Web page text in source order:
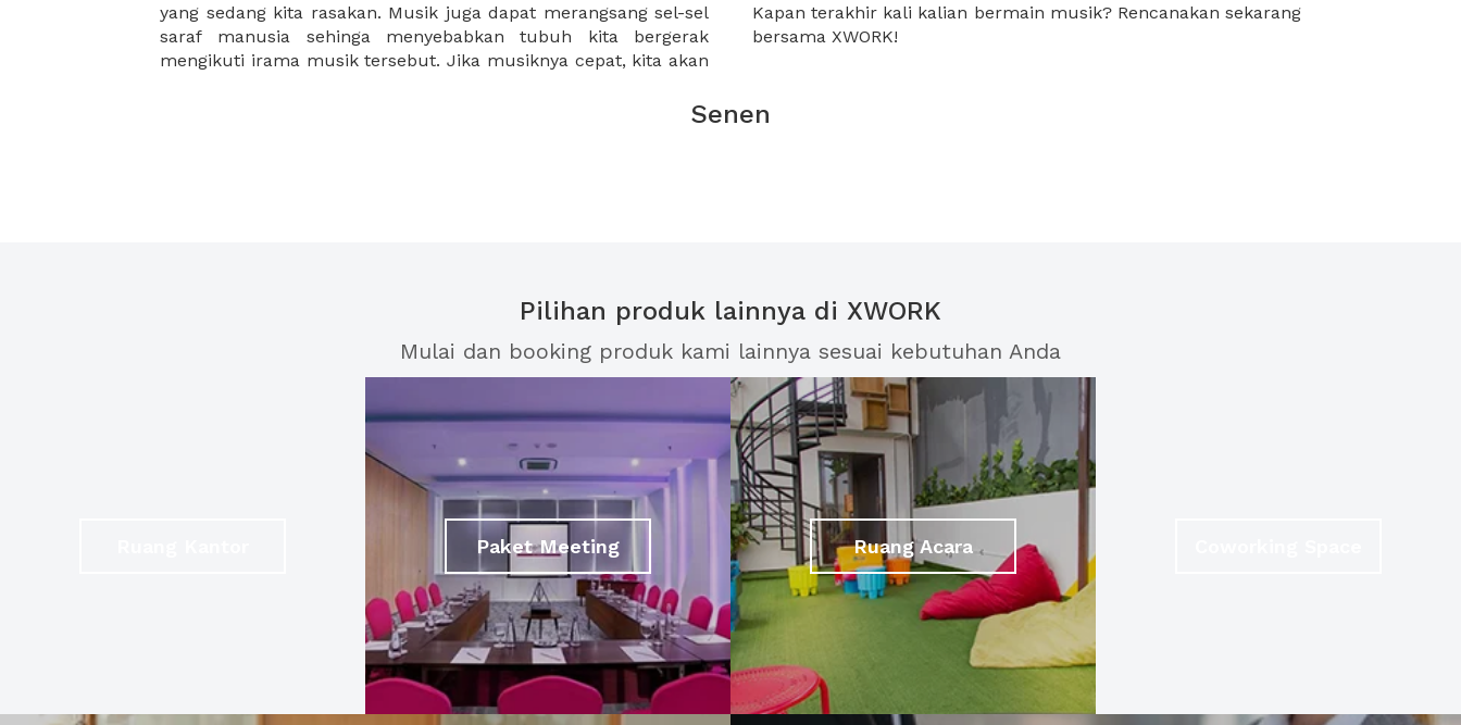
yang sedang kita rasakan. Musik juga dapat merangsang sel-sel
saraf manusia sehinga menyebabkan tubuh kita bergerak
mengikuti irama musik tersebut. Jika musiknya cepat, kita akan
Kapan terakhir kali kalian bermain musik? Rencanakan sekarang
bersama XWORK!
Senen
Pilihan produk lainnya di XWORK
Mulai dan booking produk kami lainnya sesuai kebutuhan Anda
Paket Meeting Ruang Acara